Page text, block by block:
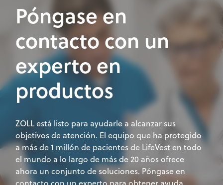
Póngase en
contacto con un
experto en
productos
ZOLL está listo para ayudarle a alcanzar sus
objetivos de atención. El equipo que ha protegido
a más de 1 millón de pacientes de LifeVest en todo
el mundo a lo largo de más de 20 años ofrece
ahora un conjunto de soluciones. Póngase en